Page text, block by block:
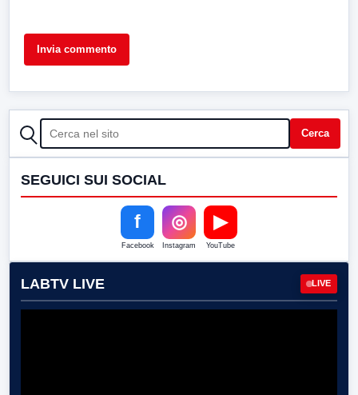
CERCA Cerca
SEGUICI SUI SOCIAL
f
Facebook
◎
Instagram
▶
YouTube
LABTV LIVE LIVE